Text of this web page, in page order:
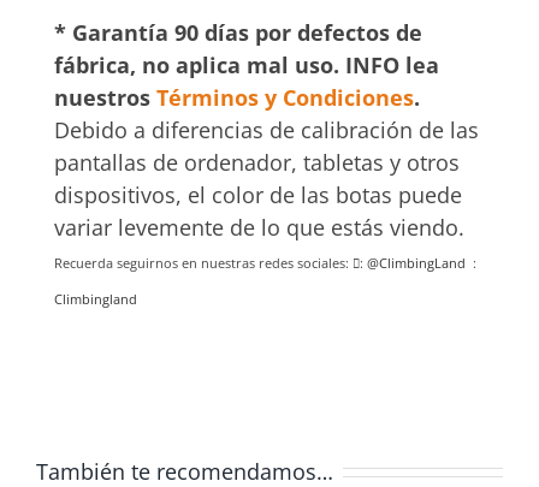
* Garantía 90 días por defectos de
fábrica, no aplica mal uso. INFO lea
nuestros Términos y Condiciones.
Debido a diferencias de calibración de las
pantallas de ordenador, tabletas y otros
dispositivos, el color de las botas puede
variar levemente de lo que estás viendo.
Recuerda seguirnos en nuestras redes sociales: : @ClimbingLand :
Climbingland
También te recomendamos…